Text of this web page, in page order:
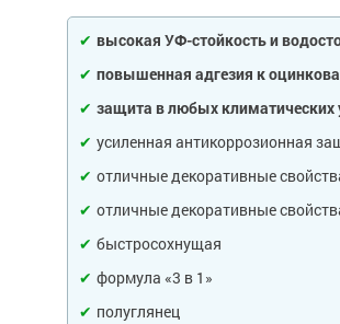
эмали
товары
древесины
товары
товары
и потолков
для бассейна
товары
товары
товары
высокая УФ-стойкость и
повышенная адгезия к
защита в любых климатических
усиленная антикоррозионная
отличные декоративные
отличные декоративные
быстросохнущая
формула «3 в 1»
полуглянец